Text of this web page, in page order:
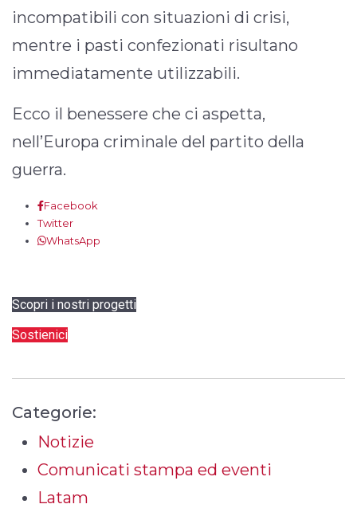
incompatibili con situazioni di crisi,
mentre i pasti confezionati risultano
immediatamente utilizzabili.
Ecco il benessere che ci aspetta,
nell’Europa criminale del partito della
guerra.
Facebook
Twitter
WhatsApp
Scopri i nostri progetti
Sostienici
Categorie:
Notizie
Comunicati stampa ed eventi
Latam